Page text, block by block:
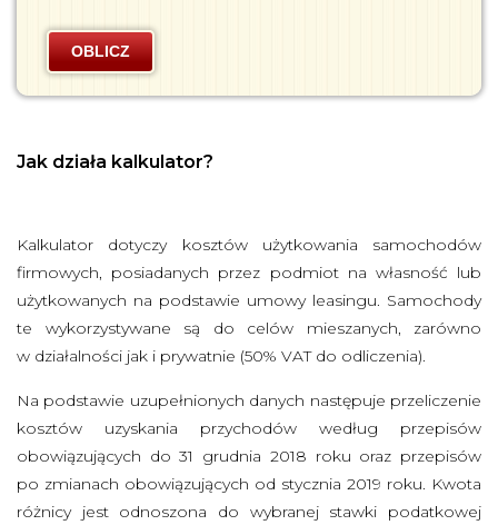
D
U
D
Z
I
A
Ł
OBLICZ
Jak działa kalkulator?
Kalkulator dotyczy kosztów użytkowania samochodów
firmowych, posiadanych przez podmiot na własność lub
użytkowanych na podstawie umowy leasingu. Samochody
te wykorzystywane są do celów mieszanych, zarówno
w działalności jak i prywatnie (50% VAT do odliczenia).
Na podstawie uzupełnionych danych następuje przeliczenie
kosztów uzyskania przychodów według przepisów
obowiązujących do 31 grudnia 2018 roku oraz przepisów
po zmianach obowiązujących od stycznia 2019 roku. Kwota
różnicy jest odnoszona do wybranej stawki podatkowej